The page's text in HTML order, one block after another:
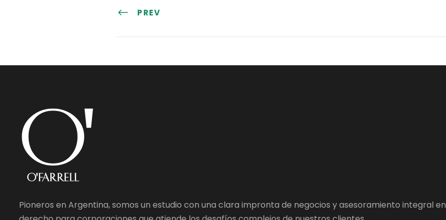
PREV
Pioneros en Argentina, somos un estudio con una clara impronta de negocios y asesoramiento integral en